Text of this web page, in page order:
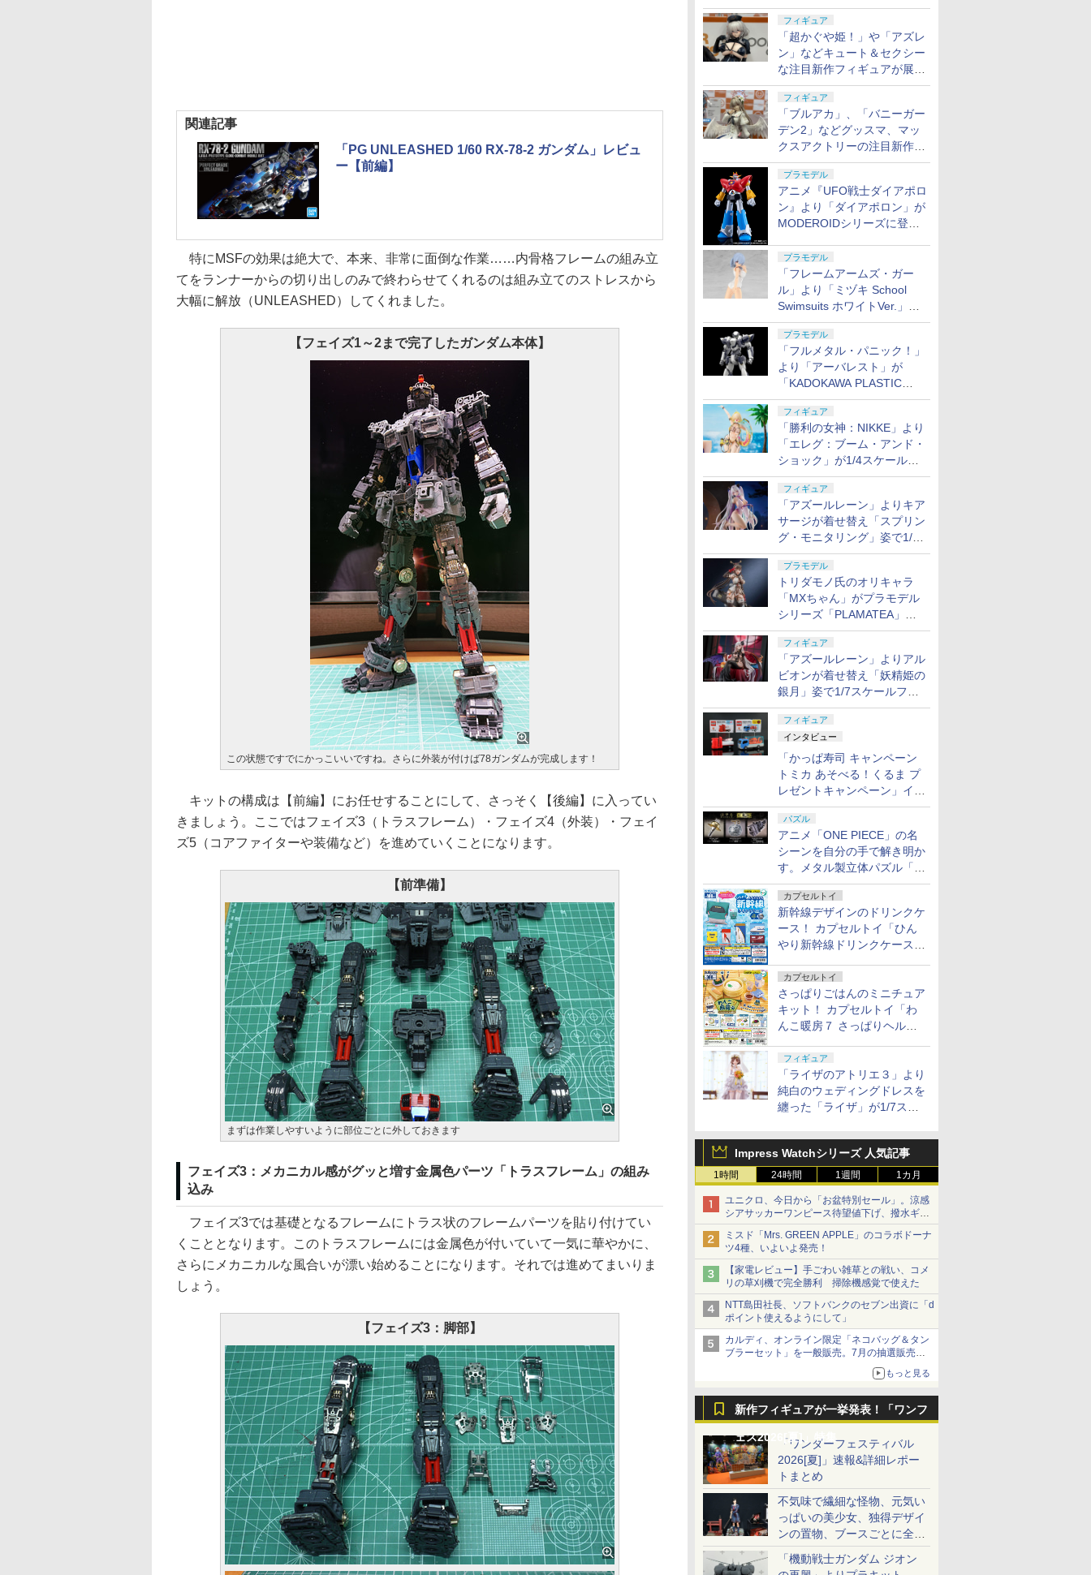
が展示【ホビーメーカー合同
展示会】
フィギュア
「超かぐや姫！」や「アズレ
ン」などキュート＆セクシー
な注目新作フィギュアが展示
【ホビーメーカー合同展示
会】
フィギュア
「ブルアカ」、「バニーガー
デン2」などグッスマ、マッ
クスアクトリーの注目新作フ
ィギュアが展示【ホビーメー
カー合同展示会】
プラモデル
アニメ『UFO戦士ダイアポロ
ン』より「ダイアポロン」が
MODEROIDシリーズに登
プラモデル
「フレームアームズ・ガー
ル」より「ミヅキ School
Swimsuits ホワイトVer.」が8
月10日から予約開始決定！
プラモデル
「フルメタル・パニック！」
より「アーバレスト」が
「KADOKAWA PLASTIC
MODEL SERIES」から1/48
スケールで登場！
フィギュア
「勝利の女神：NIKKE」より
「エレグ：ブーム・アンド・
ショック」が1/4スケールで
フィギュア化！
フィギュア
「アズールレーン」よりキア
サージが着せ替え「スプリン
グ・モニタリング」姿で1/6
スケールフィギュア化！
プラモデル
トリダモノ氏のオリキャラ
「MXちゃん」がプラモデル
シリーズ「PLAMATEA」で
登場！ 2027年1月発売予定
フィギュア
「アズールレーン」よりアル
ビオンが着せ替え「妖精姫の
銀月」姿で1/7スケールフィ
ギュア化！
フィギュア
インタビュー
「かっぱ寿司 キャンペーン
トミカ あそべる！くるま プ
レゼントキャンペーン」イン
タビュー
パズル
アニメ「ONE PIECE」の名
シーンを自分の手で解き明か
す。メタル製立体パズル「は
ずる ONE PIECE」シリーズ
3種が登場
カプセルトイ
新幹線デザインのドリンクケ
ース！ カプセルトイ「ひん
やり新幹線ドリンクケース」
カプセルトイ
さっぱりごはんのミニチュア
キット！ カプセルトイ「わ
んこ暖房７ さっぱりヘルシ
フィギュア
「ライザのアトリエ３」より
純白のウェディングドレスを
纏った「ライザ」が1/7スケ
Impress Watchシリーズ 人気記事
1時間 24時間 1週間 1カ月
ユニクロ、今日から「お盆特別セール」。涼感
シアサッカーワンピース待望値下げ、撥水ギア
ショーツは1990円に
ミスド「Mrs. GREEN APPLE」のコラボドーナ
ツ4種、いよいよ発売！
【家電レビュー】手ごわい雑草との戦い、コメ
リの草刈機で完全勝利 掃除機感覚で使えた
NTT島田社長、ソフトバンクのセブン出資に「d
ポイント使えるようにして」
カルディ、オンライン限定「ネコバッグ＆タン
ブラーセット」を一般販売。7月の抽選販売の
もっと見る
新作フィギュアが一挙発表！「ワンフ
ェス2026[夏]」特集「ワンダーフェスティバル
2026[夏]」速報&詳細レポー
トまとめ
不気味で繊細な怪物、元気い
っぱいの美少女、独得デザイ
ンの置物、ブースごとに全く
異なる世界が広がる一般ディ
ーラーフォトレポート
「機動戦士ガンダム ジオン
関連記事
「PG UNLEASHED 1/60 RX-78-2 ガンダム」レビュ
ー【前編】
特にMSFの効果は絶大で、本来、非常に面倒な作業……内骨格フレームの組み立
てをランナーからの切り出しのみで終わらせてくれるのは組み立てのストレスから
大幅に解放（UNLEASHED）してくれました。
【フェイズ1～2まで完了したガンダム本体】
この状態ですでにかっこいいですね。さらに外装が付けば78ガンダムが完成します！
キットの構成は【前編】にお任せすることにして、さっそく【後編】に入ってい
きましょう。ここではフェイズ3（トラスフレーム）・フェイズ4（外装）・フェイ
ズ5（コアファイターや装備など）を進めていくことになります。
【前準備】
まずは作業しやすいように部位ごとに外しておきます
フェイズ3：メカニカル感がグッと増す金属色パーツ「トラスフレーム」の組み
込み
フェイズ3では基礎となるフレームにトラス状のフレームパーツを貼り付けてい
くこととなります。このトラスフレームには金属色が付いていて一気に華やかに、
さらにメカニカルな風合いが漂い始めることになります。それでは進めてまいりま
しょう。
【フェイズ3：脚部】